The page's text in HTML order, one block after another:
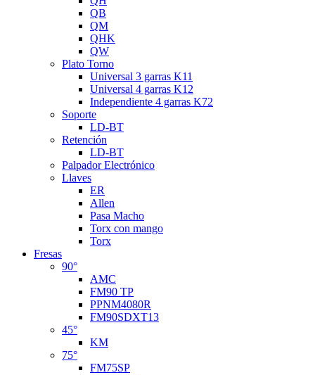
QB
QM
QHK
QW
Plato Torno
Universal 3 garras K11
Universal 4 garras K12
Independiente 4 garras K72
Soporte
LD-BT
Retención
LD-BT
Palpador Electrónico
Llaves
ER
Allen
Pasa Macho
Torx con mango
Torx
Fresas
90°
AMC
FM90 TP
PPNM4080R
FM90SDXT13
45°
KM
75°
FM75SP